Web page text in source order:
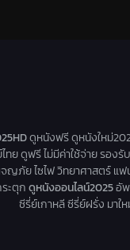
ดูหนังฟรี ดูหนังใหม่
ทย ดูฟรี ไม่มีค่าใช้จ่าย รอ
ญภัย ไซไฟ วิทยาศาสตร์ แ
ะตุกดูหนังออนไลน์2025อั
ซีรี่ย์เกาหลี ซีรี่ย์ฝรั่ง มา